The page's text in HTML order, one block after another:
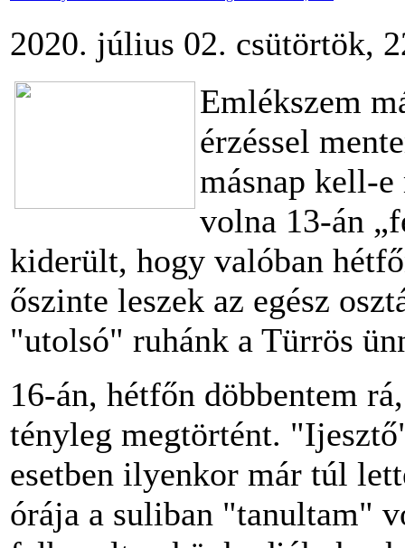
2020. július 02. csütörtök,
Emlékszem
érzéssel
másnap kell-
volna 13-án
kiderült, hogy valóban
őszinte leszek az egész
"utolsó" ruhánk a Türrös
16-án, hétfőn döbbentem
tényleg megtörtént.
esetben ilyenkor már túl
órája a suliban "tanultam"